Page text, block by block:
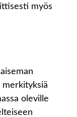
myös
merkityksiä
oleville